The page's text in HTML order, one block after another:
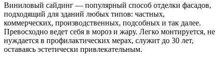
Виниловый сайдинг — популярный способ отделки фасадов,
подходящий для зданий любых типов: частных,
коммерческих, производственных, подсобных и так далее.
Превосходно ведет себя в мороз и жару. Легко монтируется, не
нуждается в профилактических мерах, служит до 30 лет,
оставаясь эстетически привлекательным.